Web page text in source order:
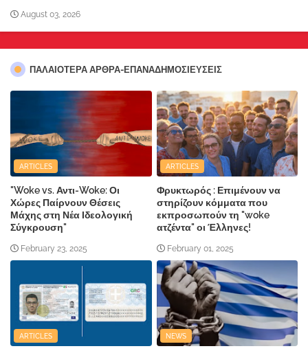
August 03, 2026
ΠΑΛΑΙΟΤΕΡΑ ΑΡΘΡΑ-ΕΠΑΝΑΔΗΜΟΣΙΕΥΣΕΙΣ
ARTICLES
"Woke vs. Αντι-Woke: Οι
Χώρες Παίρνουν Θέσεις
Μάχης στη Νέα Ιδεολογική
Σύγκρουση"
February 23, 2025
ARTICLES
Φρυκτωρός : Επιμένουν να
στηρίζουν κόμματα που
εκπροσωπούν τη "woke
ατζέντα" οι Έλληνες!
February 01, 2025
ARTICLES NEWS